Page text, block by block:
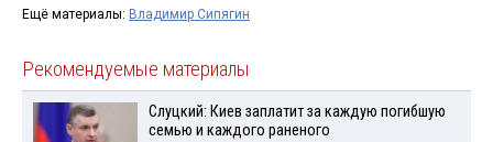
Ещё материалы: Владимир Сипягин
Рекомендуемые материалы
Слуцкий: Киев заплатит за каждую погибшую
семью и каждого раненого